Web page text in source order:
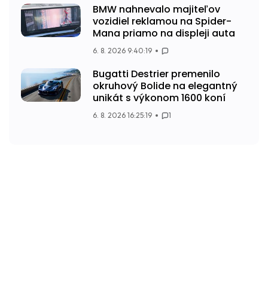
BMW nahnevalo majiteľov
vozidiel reklamou na Spider-
Mana priamo na displeji auta
6. 8. 2026 9:40:19
Bugatti Destrier premenilo
okruhový Bolide na elegantný
unikát s výkonom 1600 koní
6. 8. 2026 16:25:19 1